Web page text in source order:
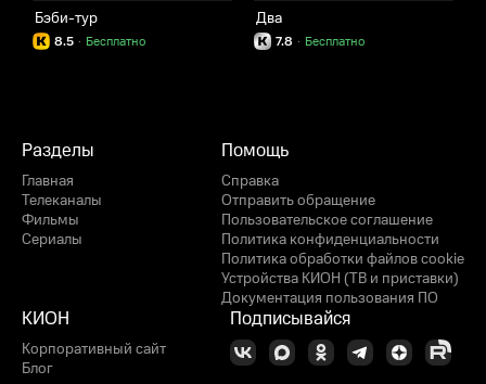
Бэби-тур
8.5 Бесплатно
·
Два
7.8 Бесплатно
·
Разделы
Главная
Телеканалы
Фильмы
Сериалы
Помощь
Справка
Отправить обращение
Пользовательское соглашение
Политика конфиденциальности
Политика обработки файлов cookie
Устройства КИОН (ТВ и приставки)
Документация пользования ПО
КИОН
Корпоративный сайт
Блог
Подписывайся